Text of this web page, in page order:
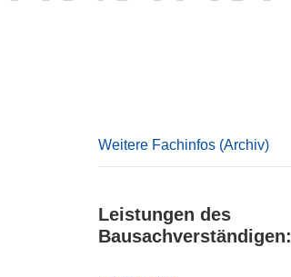
Weitere Fachinfos (Archiv)
Leistungen des
Bausachverständigen: